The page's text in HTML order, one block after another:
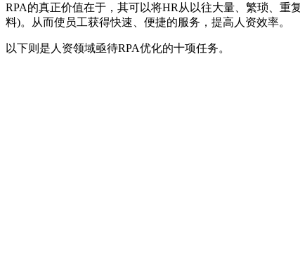
RPA的真正价值在于，其可以将HR从以往大量、繁琐、
料)。从而使员工获得快速、便捷的服务，提高人资效率。
以下则是人资领域亟待RPA优化的十项任务。